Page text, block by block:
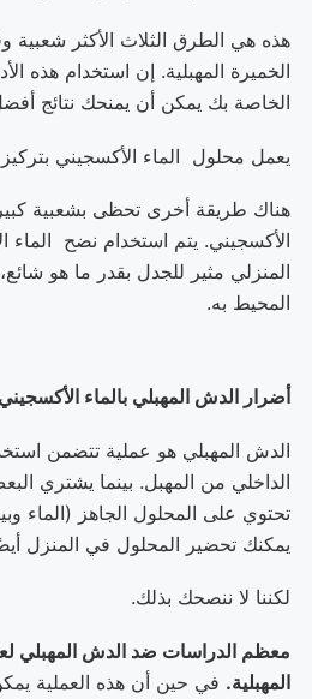
هذه هي الطرق الثلاث الأكثر شعبية
الخميرة المهبلية. إن استخدام هذه
الخاصة بك يمكن أن يمنحك نتائج
يعمل محلول الماء الأكسجيني بتركيز 3% بشكل أفضل.
هناك طريقة أخرى تحظى بشعبية
الأكسجيني. يتم استخدام نضح الماء
المنزلي مثير للجدل بقدر ما هو
المحيط به.
أضرار الدش المهبلي بالماء الأكسجيني
الدش المهبلي هو عملية تتضمن
الداخلي من المهبل. بينما يشتري
تحتوي على المحلول الجاهز (الماء
يمكنك تحضير المحلول في المنزل
لكننا لا ننصحك بذلك.
معظم الدراسات ضد الدش المهبلي
المهبلية. في حين أن هذه العملية